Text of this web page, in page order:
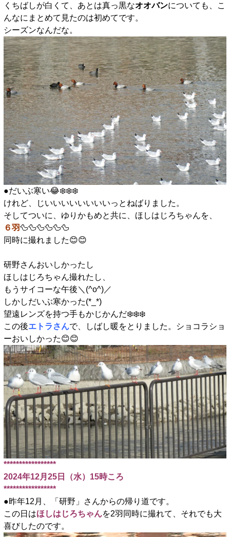
くちばしが白くて、あとは真っ黒なオオバンについても、こ
んなにまとめて見たのは初めてです。
シーズンなんだな。
●だいぶ寒い😂❄️❄️❄️
けれど、じいいいいいいいいっとねばりました。
そしてついに、ゆりかもめと共に、ほしはじろちゃんを、
６羽🦆🦆🦆🦆🦆🦆
同時に撮れました😊😊
研野さんおいしかったし
ほしはじろちゃん撮れたし、
もうサイコーな午後＼(^o^)／
しかしだいぶ寒かった(*_*)
望遠レンズを持つ手もかじかんだ❄️❄️❄️
この後エトラさんで、しばし暖をとりました。ショコラショ
ーおいしかった😊😊
*****************
2024年12月25日（水）15時ころ
*****************
●昨年12月、「研野」さんからの帰り道です。
この日はほしはじろちゃんを2羽同時に撮れて、それでも大
喜びしたのです。